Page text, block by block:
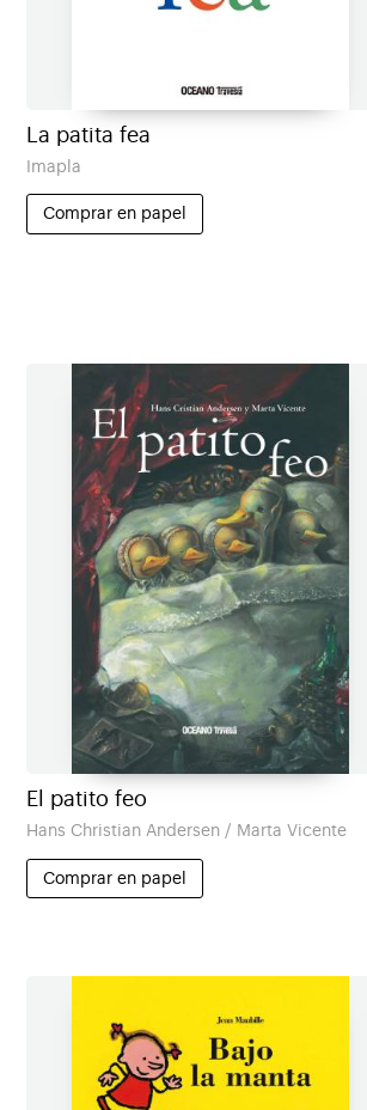
La patita fea
Imapla
Comprar en papel
El patito feo
Hans Christian Andersen / Marta Vicente
Comprar en papel